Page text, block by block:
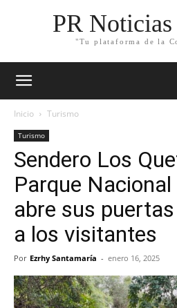
PR Noticias
"Tu plataforma de la
Inicio Turismo
Turismo
Sendero Los
Parque
abre sus
a los visitantes
Por Ezrhy Santamaría - enero 16, 2025